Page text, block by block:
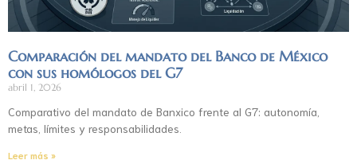
Comparación del mandato del Banco de México
con sus homólogos del G7
abril 1, 2026
Comparativo del mandato de Banxico frente al G7: autonomía,
metas, límites y responsabilidades.
Leer más »